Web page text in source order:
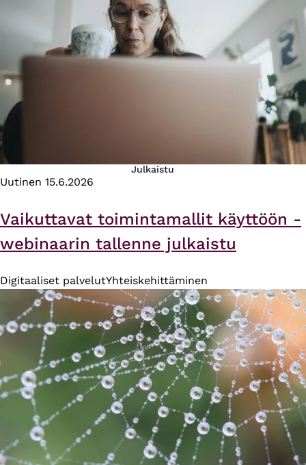
Julkaistu
Uutinen 15.6.2026
Vaikuttavat toimintamallit käyttöön -
webinaarin tallenne julkaistu
Digitaaliset palvelutYhteiskehittäminen